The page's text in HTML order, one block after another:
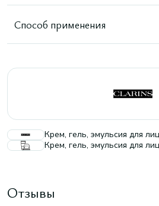
Способ применения
Крем, гель, эмульсия для
Крем, гель, эмульсия для
Отзывы